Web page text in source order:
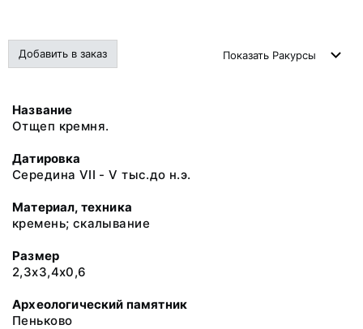
Добавить в заказ Показать Ракурсы
Название
Отщеп кремня.
Датировка
Середина VII - V тыс.до н.э.
Материал, техника
кремень; скалывание
Размер
2,3х3,4х0,6
Археологический памятник
Пеньково